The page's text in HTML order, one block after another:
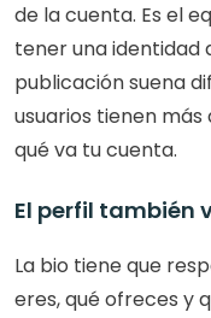
de la cuenta. Es el
tener una identidad
publicación suena
usuarios tienen
qué va tu cuenta.
El perfil también
La bio tiene que
eres, qué ofreces y